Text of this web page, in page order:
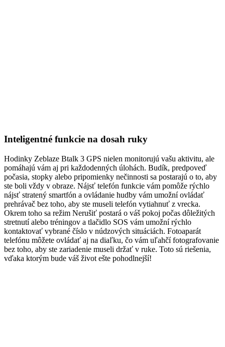
Inteligentné funkcie na dosah ruky
Hodinky Zeblaze Btalk 3 GPS nielen monitorujú vašu aktivitu, ale
pomáhajú vám aj pri každodenných úlohách. Budík, predpoveď
počasia, stopky alebo pripomienky nečinnosti sa postarajú o to, aby
ste boli vždy v obraze. Nájsť telefón funkcie vám pomôže rýchlo
nájsť stratený smartfón a ovládanie hudby vám umožní ovládať
prehrávač bez toho, aby ste museli telefón vytiahnuť z vrecka.
Okrem toho sa režim Nerušiť postará o váš pokoj počas dôležitých
stretnutí alebo tréningov a tlačidlo SOS vám umožní rýchlo
kontaktovať vybrané číslo v núdzových situáciách. Fotoaparát
telefónu môžete ovládať aj na diaľku, čo vám uľahčí fotografovanie
bez toho, aby ste zariadenie museli držať v ruke. Toto sú riešenia,
vďaka ktorým bude váš život ešte pohodlnejší!